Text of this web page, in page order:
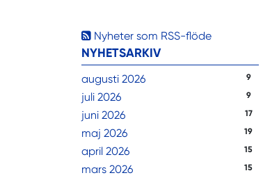
Nyheter som RSS-flöde
NYHETSARKIV
augusti 2026 9
juli 2026 9
juni 2026 17
maj 2026 19
april 2026 15
mars 2026 15